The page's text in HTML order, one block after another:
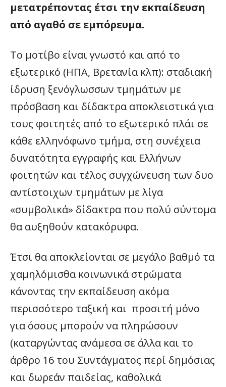
μετατρέποντας έτσι την εκπαίδευση
από αγαθό σε εμπόρευμα.
Το μοτίβο είναι γνωστό και από το
εξωτερικό (ΗΠΑ, Βρετανία κλπ): σταδιακή
ίδρυση ξενόγλωσσων τμημάτων με
πρόσβαση και δίδακτρα αποκλειστικά για
τους φοιτητές από το εξωτερικό πλάι σε
κάθε ελληνόφωνο τμήμα, στη συνέχεια
δυνατότητα εγγραφής και Ελλήνων
φοιτητών και τέλος συγχώνευση των δυο
αντίστοιχων τμημάτων με λίγα
«συμβολικά» δίδακτρα που πολύ σύντομα
θα αυξηθούν κατακόρυφα.
Έτσι θα αποκλείονται σε μεγάλο βαθμό τα
χαμηλόμισθα κοινωνικά στρώματα
κάνοντας την εκπαίδευση ακόμα
περισσότερο ταξική και προσιτή μόνο
για όσους μπορούν να πληρώσουν
(καταργώντας ανάμεσα σε άλλα και το
άρθρο 16 του Συντάγματος περί δημόσιας
και δωρεάν παιδείας, καθολικά